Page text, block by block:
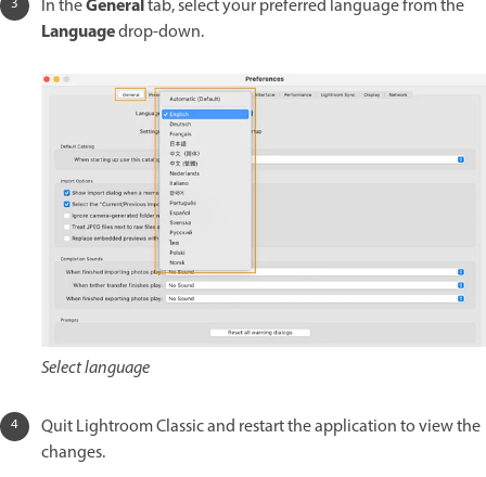
In theGeneraltab, select your preferred language from the
Languagedrop-down.
Select language
Quit Lightroom Classic and restart the application to view the
changes.